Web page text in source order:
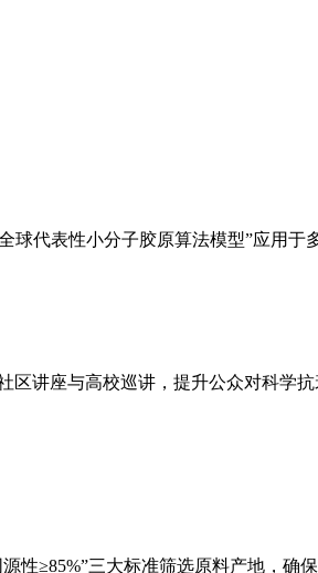
代表性小分子胶原算法模型”应用
讲座与高校巡讲，提升公众对科学
性≥85%”三大标准筛选原料产地，确